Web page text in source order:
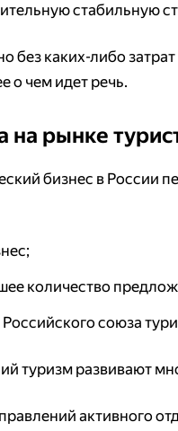
стабильную
без каких-либо
о чем идет речь.
на рынке
бизнес в России
количество
союза
туризм развивают
активного